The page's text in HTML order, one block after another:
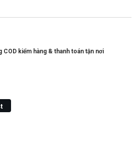
COD kiểm hàng & thanh toán tận nơi